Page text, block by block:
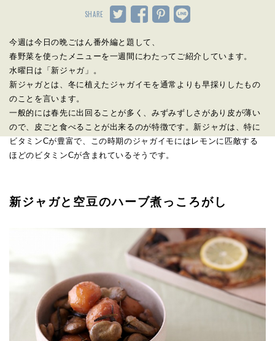
SHARE
今週は今日の晩ごはん番外編と題して、
春野菜を使ったメニューを一週間にわたってご紹介しています。
水曜日は「新ジャガ」。
新ジャガとは、冬に植えたジャガイモを通常よりも早採りしたもの
のことを言います。
一般的には春先に出回ることが多く、みずみずしさがあり皮が薄い
ので、皮ごと食べることが出来るのが特徴です。新ジャガは、特に
ビタミンCが豊富で、この時期のジャガイモにはレモンに匹敵する
ほどのビタミンCが含まれているそうです。
新ジャガと空豆のハーブ煮っころがし